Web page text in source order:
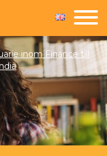
inom Finance till